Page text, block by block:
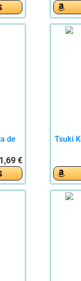
de
€
Tsuki